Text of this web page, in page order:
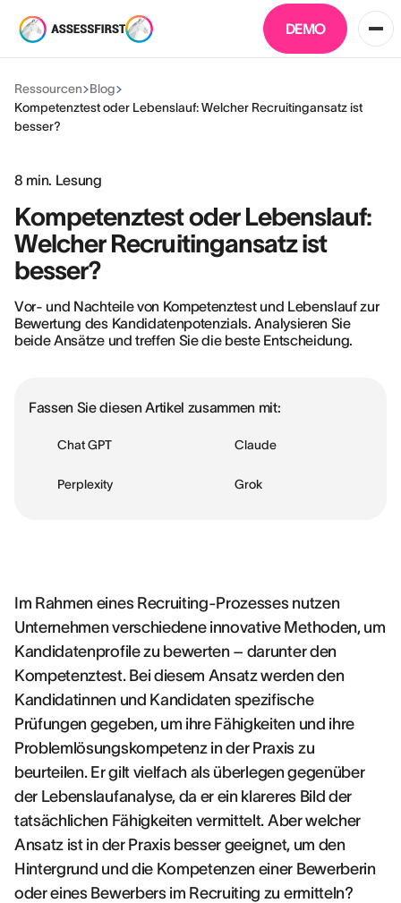
DEMO
Ressourcen
Blog
Kompetenztest oder Lebenslauf: Welcher Recruitingansatz ist
besser?
8 min. Lesung
Kompetenztest oder Lebenslauf:
Welcher Recruitingansatz ist
besser?
Vor- und Nachteile von Kompetenztest und Lebenslauf zur
Bewertung des Kandidatenpotenzials. Analysieren Sie
beide Ansätze und treffen Sie die beste Entscheidung.
Fassen Sie diesen Artikel zusammen mit:
Chat GPT Claude
Perplexity Grok
Im Rahmen eines Recruiting-Prozesses nutzen
Unternehmen verschiedene innovative Methoden, um
Kandidatenprofile zu bewerten – darunter den
Kompetenztest. Bei diesem Ansatz werden den
Kandidatinnen und Kandidaten spezifische
Prüfungen gegeben, um ihre Fähigkeiten und ihre
Problemlösungskompetenz in der Praxis zu
beurteilen. Er gilt vielfach als überlegen gegenüber
der Lebenslaufanalyse, da er ein klareres Bild der
tatsächlichen Fähigkeiten vermittelt. Aber welcher
Ansatz ist in der Praxis besser geeignet, um den
Hintergrund und die Kompetenzen einer Bewerberin
oder eines Bewerbers im Recruiting zu ermitteln?